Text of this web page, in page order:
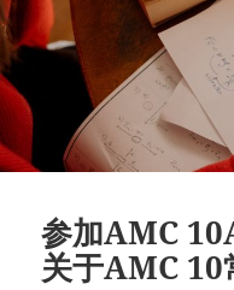
参加AMC
关于AMC 10